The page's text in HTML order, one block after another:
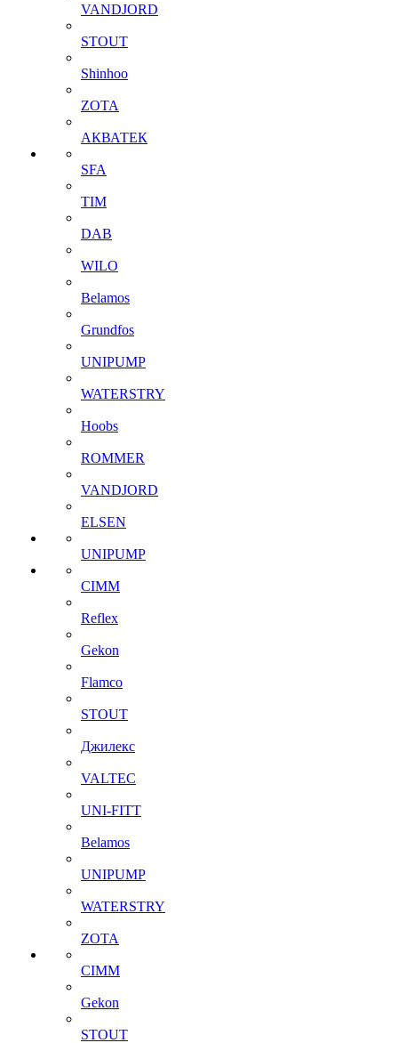
VANDJORD
STOUT
Shinhoo
ZOTA
АКВАТЕК
SFA
TIM
DAB
WILO
Belamos
Grundfos
UNIPUMP
WATERSTRY
Hoobs
ROMMER
VANDJORD
ELSEN
UNIPUMP
CIMM
Reflex
Gekon
Flamco
STOUT
Джилекс
VALTEC
UNI-FITT
Belamos
UNIPUMP
WATERSTRY
ZOTA
CIMM
Gekon
STOUT